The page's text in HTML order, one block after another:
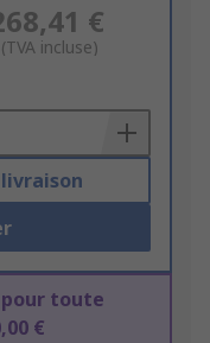
€
(TVA incluse)
toute
€